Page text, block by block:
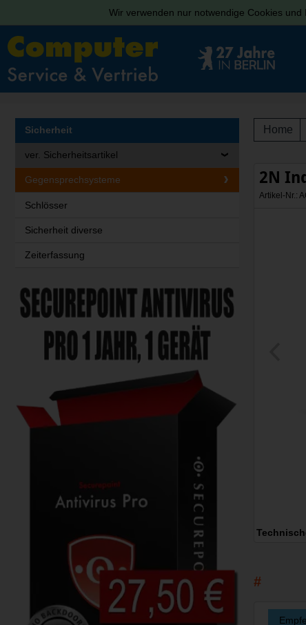
Wir verwenden nur notwendige Cookies
Home
2N
Artikel-Nr.:
Sicherheit
ver. Sicherheitsartikel
Gegensprechsysteme
Schlösser
Sicherheit diverse
Zeiterfassung